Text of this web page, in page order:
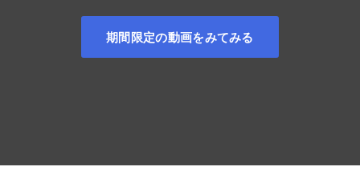
期間限定の動画をみてみる